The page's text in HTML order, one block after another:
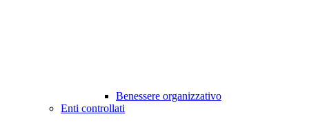
Benessere organizzativo
Enti controllati